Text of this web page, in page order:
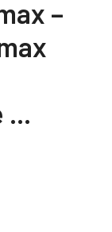
–
…